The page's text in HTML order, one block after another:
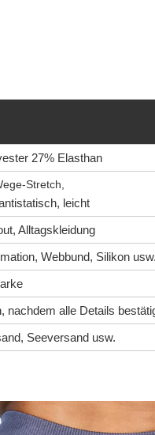
27% Elasthan
Stretch,
leicht
Alltagskleidung
Webbund, Silikon usw.
nachdem alle Details
Seeversand usw.